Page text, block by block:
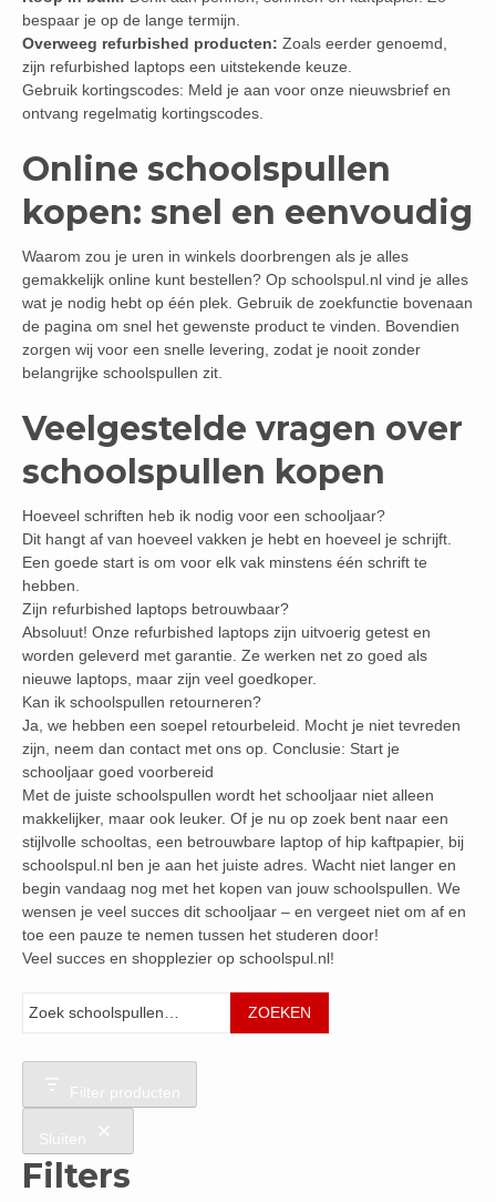
bespaar je op de lange termijn.
Overweeg refurbished producten: Zoals eerder genoemd,
zijn refurbished laptops een uitstekende keuze.
Gebruik kortingscodes: Meld je aan voor onze nieuwsbrief en
ontvang regelmatig kortingscodes.
Online schoolspullen
kopen: snel en eenvoudig
Waarom zou je uren in winkels doorbrengen als je alles
gemakkelijk online kunt bestellen? Op schoolspul.nl vind je alles
wat je nodig hebt op één plek. Gebruik de zoekfunctie bovenaan
de pagina om snel het gewenste product te vinden. Bovendien
zorgen wij voor een snelle levering, zodat je nooit zonder
belangrijke schoolspullen zit.
Veelgestelde vragen over
schoolspullen kopen
Hoeveel schriften heb ik nodig voor een schooljaar?
Dit hangt af van hoeveel vakken je hebt en hoeveel je schrijft.
Een goede start is om voor elk vak minstens één schrift te
hebben.
Zijn refurbished laptops betrouwbaar?
Absoluut! Onze refurbished laptops zijn uitvoerig getest en
worden geleverd met garantie. Ze werken net zo goed als
nieuwe laptops, maar zijn veel goedkoper.
Kan ik schoolspullen retourneren?
Ja, we hebben een soepel retourbeleid. Mocht je niet tevreden
zijn, neem dan contact met ons op. Conclusie: Start je
schooljaar goed voorbereid
Met de juiste schoolspullen wordt het schooljaar niet alleen
makkelijker, maar ook leuker. Of je nu op zoek bent naar een
stijlvolle schooltas, een betrouwbare laptop of hip kaftpapier, bij
schoolspul.nl ben je aan het juiste adres. Wacht niet langer en
begin vandaag nog met het kopen van jouw schoolspullen. We
wensen je veel succes dit schooljaar – en vergeet niet om af en
toe een pauze te nemen tussen het studeren door!
Veel succes en shopplezier op schoolspul.nl!
ZOEKEN
Filter producten
Sluiten
Filters